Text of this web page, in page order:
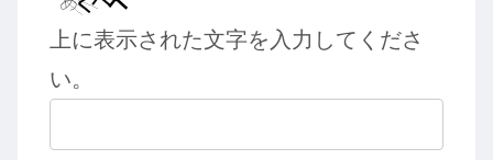
上に表示された文字を入力してくださ
い。